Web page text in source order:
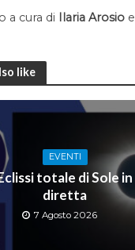
a cura di Ilaria Arosioe
like
EVENTI
totale di Sole in
diretta
7 Agosto 2026